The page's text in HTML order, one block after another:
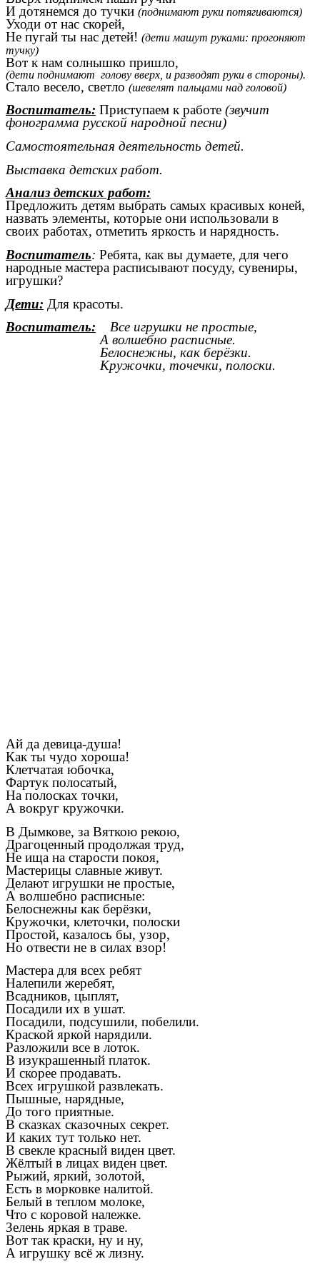
И дотянемся до тучки (поднимают руки потягиваются)
Уходи от нас скорей,
Не пугай ты нас детей! (дети машут руками: прогоняют
тучку)
Вот к нам солнышко пришло,
(дети поднимают голову вверх, и разводят руки в стороны).
Стало весело, светло (шевелят пальцами над головой)
Воспитатель: Приступаем к работе (звучит
фонограмма русской народной песни)
Самостоятельная деятельность детей.
Выставка детских работ.
Анализ детских работ:
Предложить детям выбрать самых красивых коней,
назвать элементы, которые они использовали в
своих работах, отметить яркость и нарядность.
Воспитатель: Ребята, как вы думаете, для чего
народные мастера расписывают посуду, сувениры,
игрушки?
Дети: Для красоты.
Воспитатель: Все игрушки не простые,
А волшебно расписные.
Белоснежны, как берёзки.
Кружочки, точечки, полоски.
Ай да девица-душа!
Как ты чудо хороша!
Клетчатая юбочка,
Фартук полосатый,
На полосках точки,
А вокруг кружочки.
В Дымкове, за Вяткою рекою,
Драгоценный продолжая труд,
Не ища на старости покоя,
Мастерицы славные живут.
Делают игрушки не простые,
А волшебно расписные:
Белоснежны как берёзки,
Кружочки, клеточки, полоски
Простой, казалось бы, узор,
Но отвести не в силах взор!
Мастера для всех ребят
Налепили жеребят,
Всадников, цыплят,
Посадили их в ушат.
Посадили, подсушили, побелили.
Краской яркой нарядили.
Разложили все в лоток.
В изукрашенный платок.
И скорее продавать.
Всех игрушкой развлекать.
Пышные, нарядные,
До того приятные.
В сказках сказочных секрет.
И каких тут только нет.
В свекле красный виден цвет.
Жёлтый в лицах виден цвет.
Рыжий, яркий, золотой,
Есть в морковке налитой.
Белый в теплом молоке,
Что с коровой належке.
Зелень яркая в траве.
Вот так краски, ну и ну,
А игрушку всё ж лизну.